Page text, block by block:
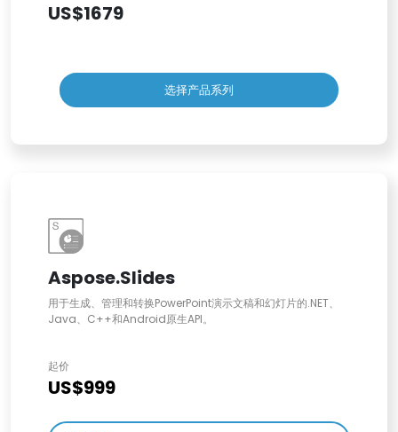
US$1679
选择产品系列
Aspose.Slides
用于生成、管理和转换PowerPoint演示文稿和幻灯片的.NET、
Java、C++和Android原生API。
起价
US$999